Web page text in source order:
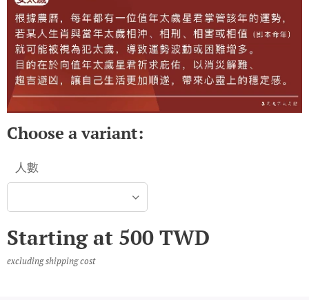
Choose a variant:
人數
Starting at 500 TWD
excluding shipping cost